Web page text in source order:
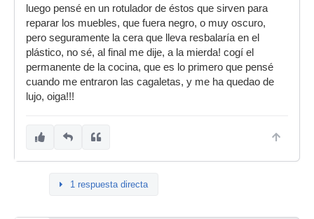
luego pensé en un rotulador de éstos que sirven para
reparar los muebles, que fuera negro, o muy oscuro,
pero seguramente la cera que lleva resbalaría en el
plástico, no sé, al final me dije, a la mierda! cogí el
permanente de la cocina, que es lo primero que pensé
cuando me entraron las cagaletas, y me ha quedao de
lujo, oiga!!!
1 respuesta directa